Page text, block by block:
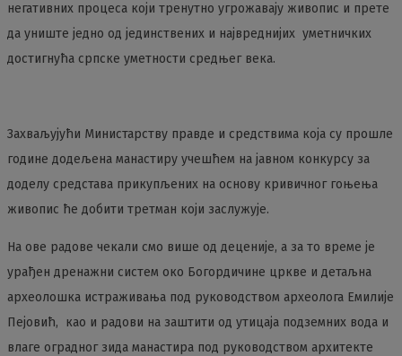
негативних процеса који тренутно угрожавају живопис и прете
да униште једно од јединствених и највреднијих уметничких
достигнућа српске уметности средњег века.
Захваљујући Министарству правде и средствима која су прошле
године додељена манастиру учешћем на јавном конкурсу за
доделу средстава прикупљених на основу кривичног гоњења
живопис ће добити третман који заслужује.
На ове радове чекали смо више од деценије, а за то време је
урађен дренажни систем око Богордичине цркве и детаљна
археолошка истраживања под руководством археолога Емилије
Пејовић, као и радови на заштити од утицаја подземних вода и
влаге оградног зида манастира под руководством архитекте